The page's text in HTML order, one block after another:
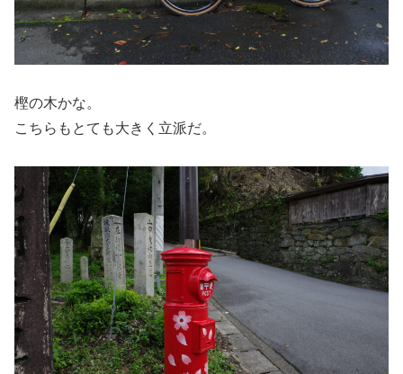
樫の木かな。
こちらもとても大きく立派だ。